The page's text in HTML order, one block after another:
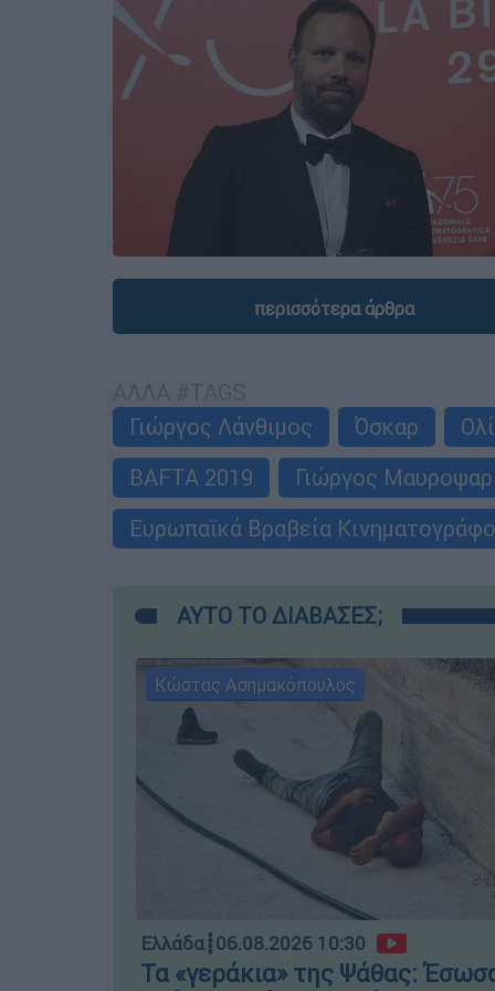
περισσότερα άρθρα
Γιώργος Λάνθιμος
Όσκαρ
BAFTA 2019
Γιώργος
Ευρωπαϊκά Βραβεία
ΑΥΤΟ ΤΟ ΔΙΑΒΑΣΕΣ;
Κώστας Ασημακόπουλος
Ελλάδα┋06.08.2026 10:30
Τα «γεράκια» της Ψάθας: